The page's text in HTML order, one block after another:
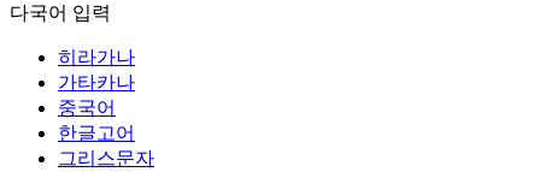
다국어 입력
히라가나
가타카나
중국어
한글고어
그리스문자